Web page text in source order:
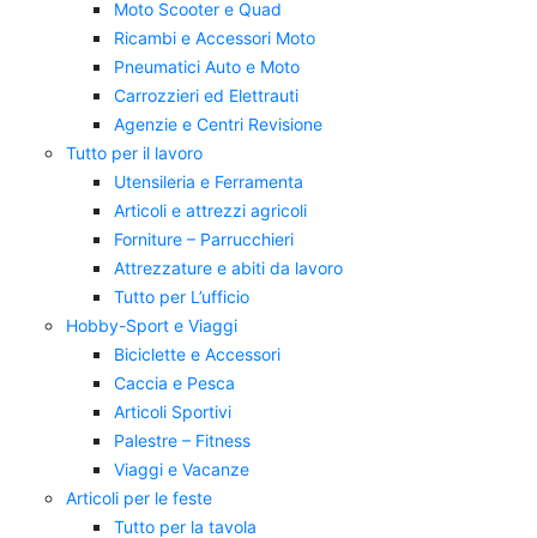
Moto Scooter e Quad
Ricambi e Accessori Moto
Pneumatici Auto e Moto
Carrozzieri ed Elettrauti
Agenzie e Centri Revisione
Tutto per il lavoro
Utensileria e Ferramenta
Articoli e attrezzi agricoli
Forniture – Parrucchieri
Attrezzature e abiti da lavoro
Tutto per L’ufficio
Hobby-Sport e Viaggi
Biciclette e Accessori
Caccia e Pesca
Articoli Sportivi
Palestre – Fitness
Viaggi e Vacanze
Articoli per le feste
Tutto per la tavola